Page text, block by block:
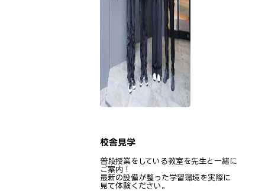
校舎見学
普段授業をしている教室を先生と一緒に
ご案内！
最新の設備が整った学習環境を実際に
見て体験ください。